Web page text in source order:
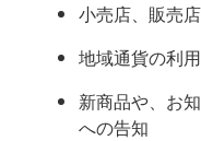
小売店、販売
地域通貨の利
新商品や、お
への告知